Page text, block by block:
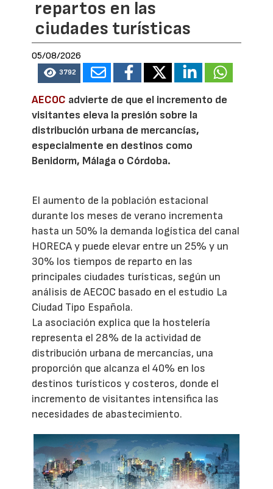
repartos en las
ciudades turísticas
05/08/2026
3792
AECOC advierte de que el incremento de
visitantes eleva la presión sobre la
distribución urbana de mercancías,
especialmente en destinos como
Benidorm, Málaga o Córdoba.
El aumento de la población estacional
durante los meses de verano incrementa
hasta un 50% la demanda logística del canal
HORECA y puede elevar entre un 25% y un
30% los tiempos de reparto en las
principales ciudades turísticas, según un
análisis de AECOC basado en el estudio La
Ciudad Tipo Española.
La asociación explica que la hostelería
representa el 28% de la actividad de
distribución urbana de mercancías, una
proporción que alcanza el 40% en los
destinos turísticos y costeros, donde el
incremento de visitantes intensifica las
necesidades de abastecimiento.